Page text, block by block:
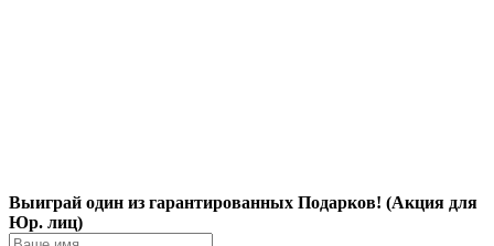
Выиграй один из гарантированных Подарков! (Акция для
Юр. лиц)